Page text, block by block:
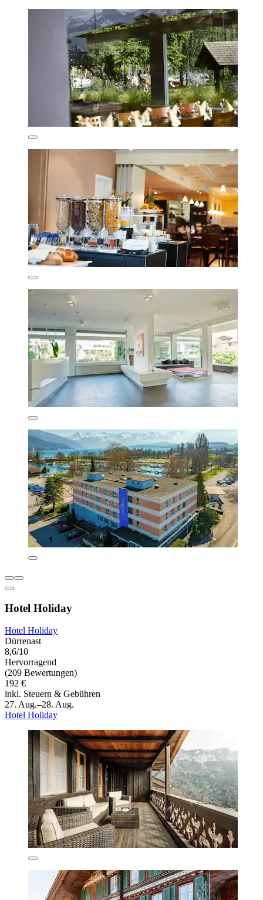
Hotel Holiday
Hotel Holiday
Dürrenast
8,6/10
Hervorragend
(209 Bewertungen)
192 €
inkl. Steuern & Gebühren
27. Aug.–28. Aug.
Hotel Holiday